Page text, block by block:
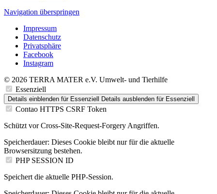
Navigation überspringen
Impressum
Datenschutz
Privatsphäre
Facebook
Instagram
© 2026 TERRA MATER e.V. Umwelt- und Tierhilfe
Essenziell
Details einblenden für Essenziell Details ausblenden für Essenziell
Contao HTTPS CSRF Token
Schützt vor Cross-Site-Request-Forgery Angriffen.
Speicherdauer: Dieses Cookie bleibt nur für die aktuelle
Browsersitzung bestehen.
PHP SESSION ID
Speichert die aktuelle PHP-Session.